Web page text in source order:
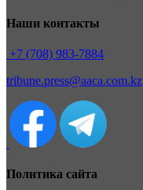
Наши контакты
+7 (708) 983-7884
tribune.press@aaca.com.kz
Политика сайта